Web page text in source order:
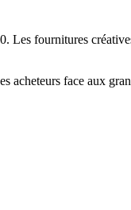
Les fournitures
acheteurs face aux